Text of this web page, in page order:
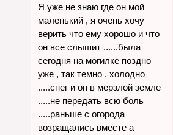
Я уже не знаю где он мой
маленький , я очень хочу
верить что ему хорошо и что
он все слышит ......была
сегодня на могилке поздно
уже , так темно , холодно
.....снег и он в мерзлой земле
.....не передать всю боль
.....раньше с огорода
возращались вместе а